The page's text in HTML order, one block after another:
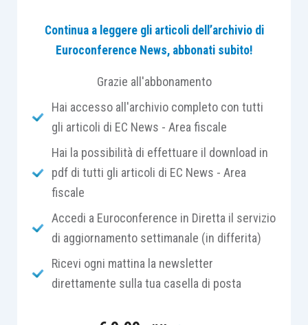
Ne deriva che la comunicazione della liquidazione
IVA relativa al quarto trimestre (
trasmessa separatamente, entro il 2
marzo 2026, con le regole ordinarie
previste per i primi 3 trimestri 2025;
inclusa nel modello di dichiarazione
annuale IVA 2026 con la compilazione
del quadro VP , purché tale dichiarazione
entro il 2 marzo 2026
Pertanto, il quadro VP non può essere incluso, e
Continua a leggere gli articoli dell’archivio di
Euroconference News, abbonati subito!
Grazie all'abbonamento
Hai accesso all'archivio completo con tutti
gli articoli di EC News - Area fiscale
Hai la possibilità di effettuare il download in
pdf di tutti gli articoli di EC News - Area
fiscale
Accedi a Euroconference in Diretta il servizio
di aggiornamento settimanale (in differita)
Ricevi ogni mattina la newsletter
direttamente sulla tua casella di posta